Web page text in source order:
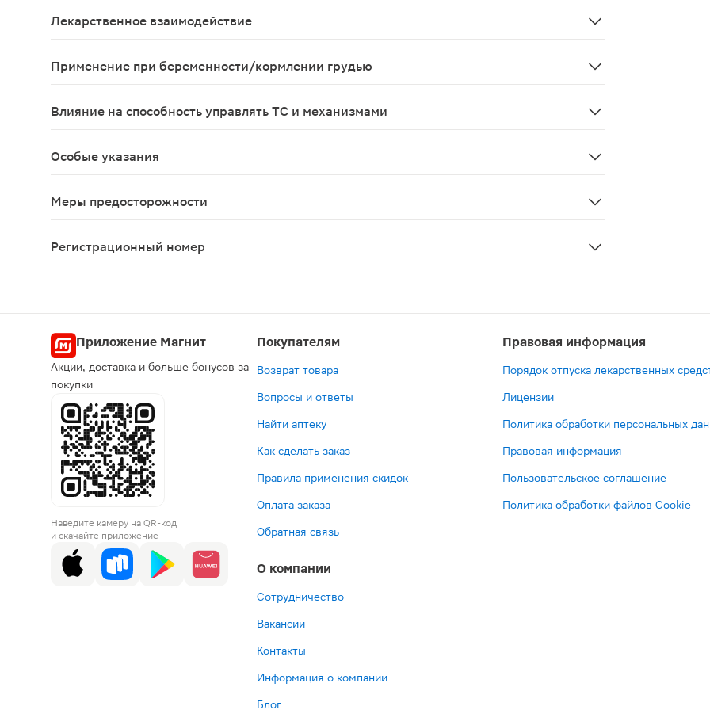
Лекарственное взаимодействие
Применение при беременности/кормлении грудью
Влияние на способность управлять ТС и механизмами
Особые указания
Меры предосторожности
Регистрационный номер
Приложение Магнит
Акции, доставка и больше бонусов за
покупки
Наведите камеру на QR-код
и скачайте приложение
Покупателям
Возврат товара
Вопросы и ответы
Найти аптеку
Как сделать заказ
Правила применения скидок
Оплата заказа
Обратная связь
О компании
Сотрудничество
Вакансии
Контакты
Информация о компании
Блог
Правовая информация
Порядок отпуска лекарственных
Лицензии
Политика обработки персональных
Правовая информация
Пользовательское соглашение
Политика обработки файлов Cookie